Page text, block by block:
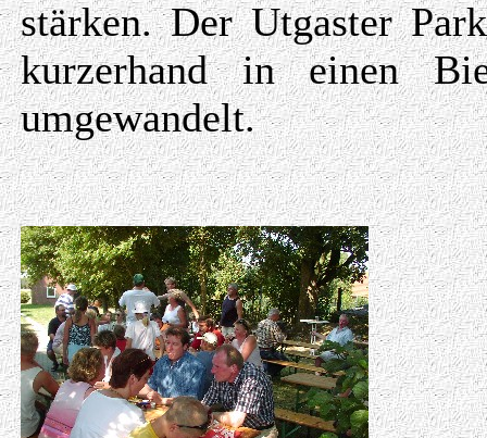
stärken. Der Utgaster
kurzerhand in einen
umgewandelt.